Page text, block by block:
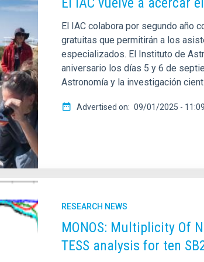
El IAC colabora por segundo año
gratuitas que permitirán a los
especializados. El Instituto de
aniversario los días 5 y 6 de
Astronomía y la investigación
Advertised on 09/01/2025 -
RESEARCH NEWS
MONOS: Multiplicity Of
TESS analysis for ten